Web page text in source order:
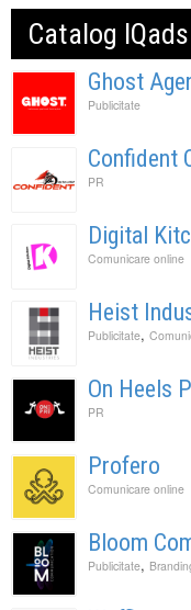
Catalog IQads
Ghost
Publicitate
Confident
PR
Digital
Comunicare online
Heist
Publicitate,
On Heels
PR
Profero
Comunicare online
Bloom
Publicitate,